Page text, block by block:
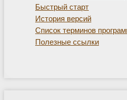
Быстрый старт
История версий
Список терминов
Полезные ссылки